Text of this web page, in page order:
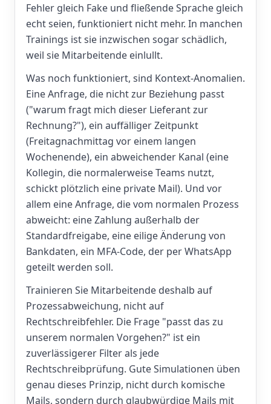
Fehler gleich Fake und fließende Sprache gleich
echt seien, funktioniert nicht mehr. In manchen
Trainings ist sie inzwischen sogar schädlich,
weil sie Mitarbeitende einlullt.
Was noch funktioniert, sind Kontext-Anomalien.
Eine Anfrage, die nicht zur Beziehung passt
("warum fragt mich dieser Lieferant zur
Rechnung?"), ein auffälliger Zeitpunkt
(Freitagnachmittag vor einem langen
Wochenende), ein abweichender Kanal (eine
Kollegin, die normalerweise Teams nutzt,
schickt plötzlich eine private Mail). Und vor
allem eine Anfrage, die vom normalen Prozess
abweicht: eine Zahlung außerhalb der
Standardfreigabe, eine eilige Änderung von
Bankdaten, ein MFA-Code, der per WhatsApp
geteilt werden soll.
Trainieren Sie Mitarbeitende deshalb auf
Prozessabweichung, nicht auf
Rechtschreibfehler. Die Frage "passt das zu
unserem normalen Vorgehen?" ist ein
zuverlässigerer Filter als jede
Rechtschreibprüfung. Gute Simulationen üben
genau dieses Prinzip, nicht durch komische
Mails, sondern durch glaubwürdige Mails mit